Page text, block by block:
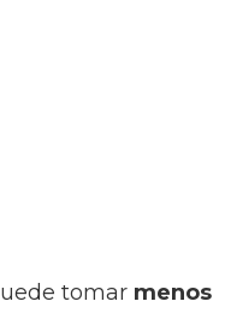
tomar menos